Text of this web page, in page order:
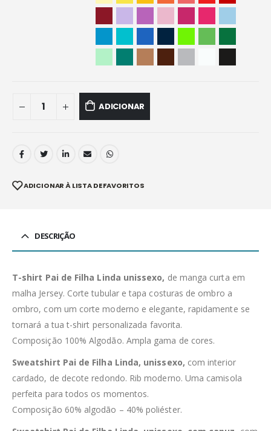
ADICIONAR
ADICIONAR À LISTA DE FAVORITOS
DESCRIÇÃO
T-shirt Pai de Filha Linda unissexo, de manga curta em
malha Jersey. Corte tubular e tapa costuras de ombro a
ombro, com um corte moderno e elegante, rapidamente se
tornará a tua t-shirt personalizada favorita.
Composição 100% Algodão. Ampla gama de cores.
Sweatshirt Pai de Filha Linda, unissexo, com interior
cardado, de decote redondo. Rib moderno. Uma camisola
perfeita para todos os momentos.
Composição 60% algodão – 40% poliéster.